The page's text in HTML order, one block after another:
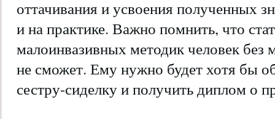
оттачивания и усвоения полученных
и на практике. Важно помнить, что
малоинвазивных методик человек без
не сможет. Ему нужно будет хотя бы
сестру-сиделку и получить диплом о